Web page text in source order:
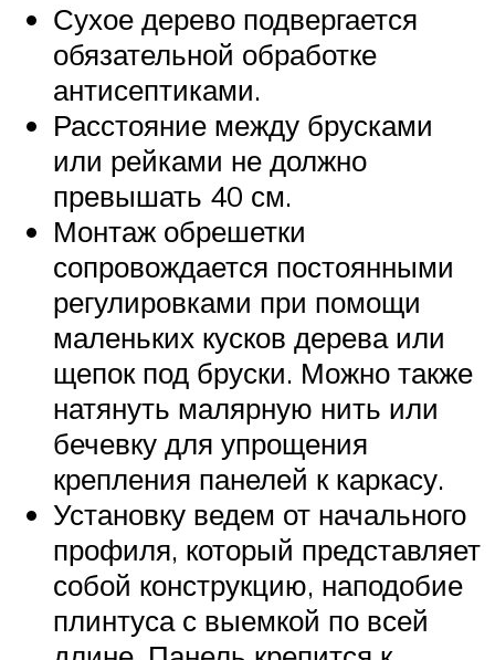
Сухое дерево подвергается
обязательной обработке
антисептиками.
Расстояние между брусками
или рейками не должно
превышать 40 см.
Монтаж обрешетки
сопровождается постоянными
регулировками при помощи
маленьких кусков дерева или
щепок под бруски. Можно также
натянуть малярную нить или
бечевку для упрощения
крепления панелей к каркасу.
Установку ведем от начального
профиля, который представляет
собой конструкцию, наподобие
плинтуса с выемкой по всей